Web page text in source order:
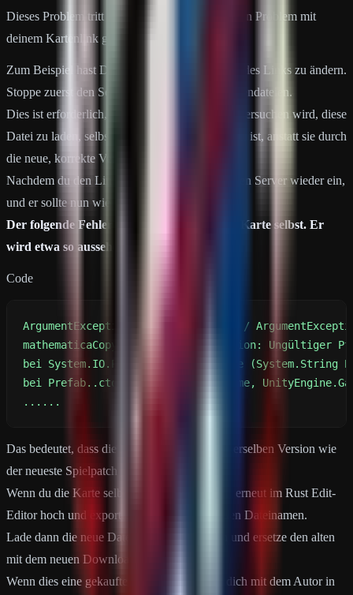
Dieses Problem tritt in der Regel auf, wenn es ein Problem mit
deinem Kartenlink gibt.
Zum Beispiel hast Du vergessen, den dl=0-Teil des Links zu ändern.
Stoppe zuerst den Server und lösche deine Kartendateien.
Dies ist erforderlich, weil der Server weiterhin versuchen wird, diese
Datei zu laden, selbst wenn sie im System falsch ist, anstatt sie durch
die neue, korrekte Version zu ersetzen.
Nachdem du den Link korrigiert hast, schalte den Server wieder ein,
und er sollte nun wie erwartet starten.
Der folgende Fehler ist ein Problem mit der Karte selbst. Er
wird etwa so aussehen:
Code
......
Das bedeutet, dass die Kartendatei nicht auf derselben Version wie
der neueste Spielpatch generiert wurde.
Wenn du die Karte selbst erstellt hast, lade sie erneut im Rust Edit-
Editor hoch und exportiere sie mit einem neuen Dateinamen.
Lade dann die neue Datei bei Dropbox hoch und ersetze den alten
mit dem neuen Download-Link.
Wenn dies eine gekaufte Karte ist, musst du dich mit dem Autor in